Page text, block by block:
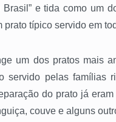
e tida como um
típico servido em
um dos pratos mais
servido pelas famílias
do prato já
couve e alguns